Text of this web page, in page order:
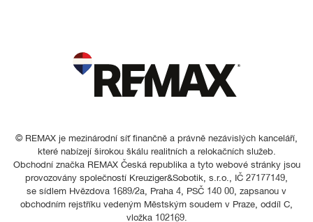
© REMAX je mezinárodní síť finančně a právně nezávislých kanceláří,
které nabízejí širokou škálu realitních a relokačních služeb.
Obchodní značka REMAX Česká republika a tyto webové stránky jsou
provozovány společností Kreuziger&Sobotik, s.r.o., IČ 27177149,
se sídlem Hvězdova 1689/2a, Praha 4, PSČ 140 00, zapsanou v
obchodním rejstříku vedeným Městským soudem v Praze, oddíl C,
vložka 102169.